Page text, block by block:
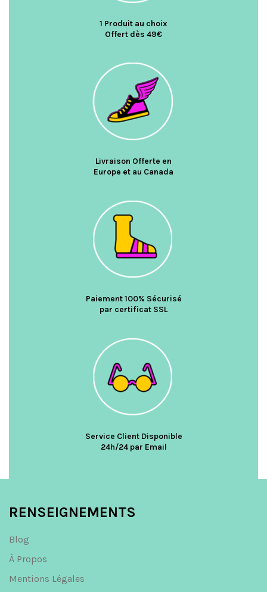
1 Produit au choix
Offert dès 49€
Livraison Offerte en
Europe et au Canada
Paiement 100% Sécurisé
par certificat SSL
Service Client Disponible
24h/24 par Email
RENSEIGNEMENTS
Blog
À Propos
Mentions Légales